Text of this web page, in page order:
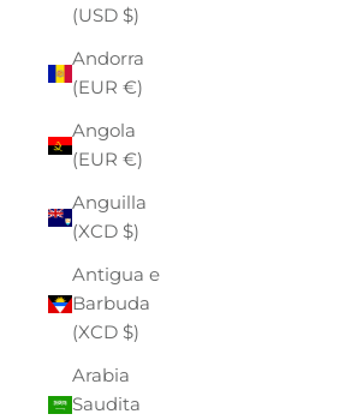
(USD $)
Andorra
(EUR €)
Angola
(EUR €)
Anguilla
(XCD $)
Antigua e
Barbuda
(XCD $)
Arabia
Saudita